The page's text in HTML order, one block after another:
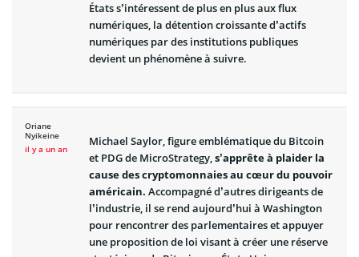
États s’intéressent de plus en plus aux flux
numériques, la détention croissante d’actifs
numériques par des institutions publiques
devient un phénomène à suivre.
Oriane
Nyikeine
il y a un an
Michael Saylor, figure emblématique du Bitcoin
et PDG de MicroStrategy,s’apprête à plaider la
cause des cryptomonnaies au cœur du pouvoir
américain. Accompagné d’autres dirigeants de
l’industrie, il se rend aujourd’hui à Washington
pour rencontrer des parlementaires et appuyer
une proposition de loi visant à créer une réserve